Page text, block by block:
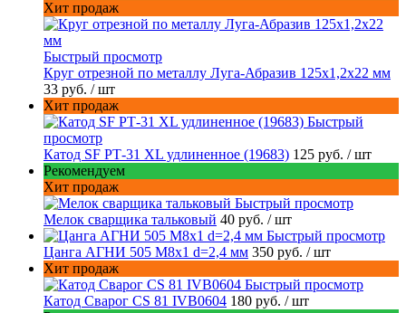
Хит продаж
Быстрый просмотр
Круг отрезной по металлу Луга-Абразив 125x1,2x22 мм
33 руб. / шт
Хит продаж
Быстрый
просмотр
Катод SF РТ-31 XL удлиненное (19683) 125 руб. / шт
Рекомендуем
Хит продаж
Быстрый просмотр
Мелок сварщика тальковый 40 руб. / шт
Быстрый просмотр
Цанга АГНИ 505 М8х1 d=2,4 мм 350 руб. / шт
Хит продаж
Быстрый просмотр
Катод Сварог CS 81 IVB0604 180 руб. / шт